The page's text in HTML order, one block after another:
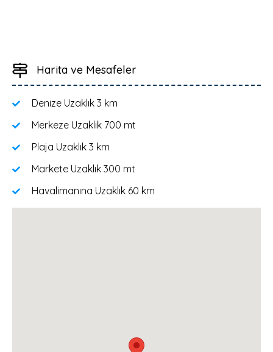
Harita ve Mesafeler
Denize Uzaklık 3 km
Merkeze Uzaklık 700 mt
Plaja Uzaklık 3 km
Markete Uzaklık 300 mt
Havalimanına Uzaklık 60 km